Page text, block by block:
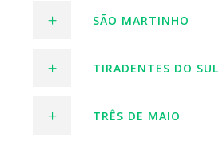
SÃO MARTINHO
TIRADENTES DO SUL
TRÊS DE MAIO